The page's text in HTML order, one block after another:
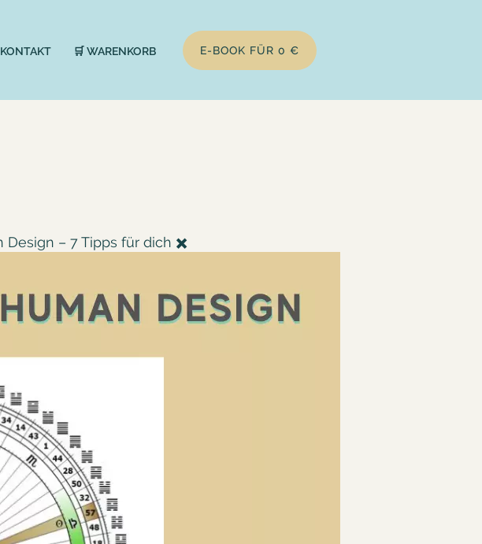
🛒 WARENKORB E-BOOK FÜR 0 €
Design – 7 Tipps für dich ✖️